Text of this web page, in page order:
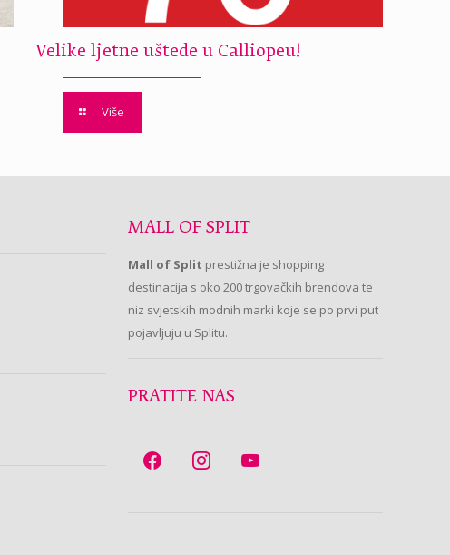
Velike ljetne uštede u Calliopeu!
Više
MALL OF SPLIT
Mall of Split prestižna je shopping
destinacija s oko 200 trgovačkih brendova te
niz svjetskih modnih marki koje se po prvi put
pojavljuju u Splitu.
PRATITE NAS